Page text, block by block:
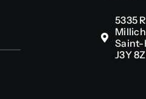
5335
Saint-
J3Y